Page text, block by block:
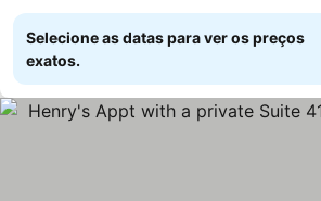
Selecione as datas para ver os preços
exatos.